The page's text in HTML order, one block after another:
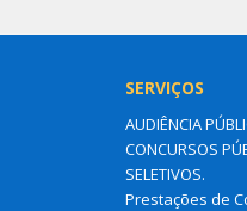
SERVIÇOS
AUDIÊNCIA
CONCURSOS
SELETIVOS.
Prestações de